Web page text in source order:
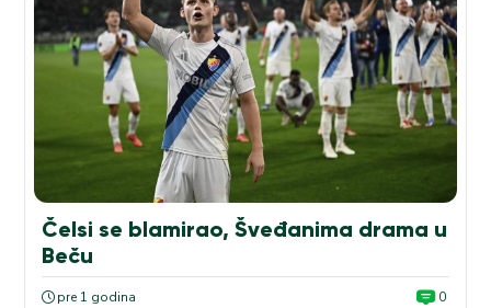
Čelsi se blamirao, Šveđanima drama u
Beču
pre 1 godina 0